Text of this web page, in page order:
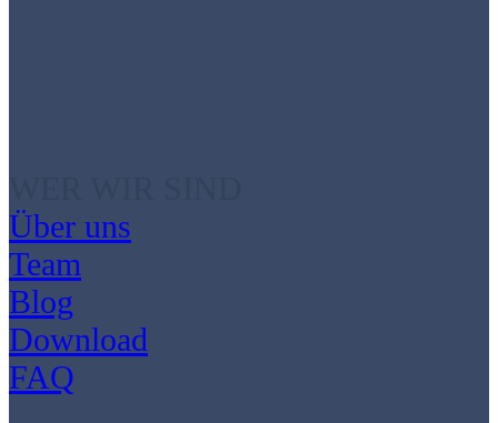
Über uns
Team
Blog
Download
FAQ